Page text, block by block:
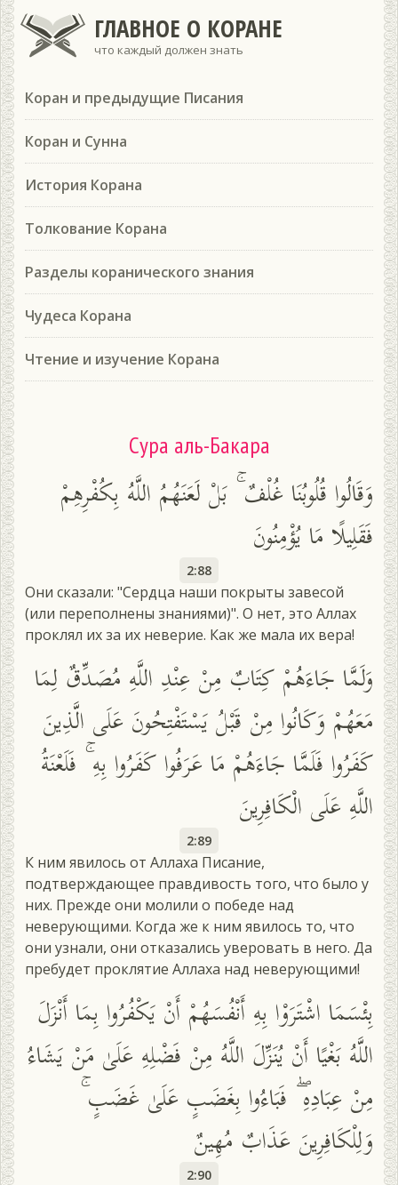
ГЛАВНОЕ О КОРАНЕ
что каждый должен знать
Коран и предыдущие Писания
Коран и Сунна
История Корана
Толкование Корана
Разделы коранического знания
Чудеса Корана
Чтение и изучение Корана
Сура аль-Бакара
وَقَالُوا قُلُوبُنَا غُلْفٌ ۚ بَلْ لَعَنَهُمُ اللَّهُ بِكُفْرِهِمْ
فَقَلِيلًا مَا يُؤْمِنُونَ
2:88
Они сказали: "Сердца наши покрыты завесой
(или переполнены знаниями)". О нет, это Аллах
проклял их за их неверие. Как же мала их вера!
وَلَمَّا جَاءَهُمْ كِتَابٌ مِنْ عِنْدِ اللَّهِ مُصَدِّقٌ لِمَا
مَعَهُمْ وَكَانُوا مِنْ قَبْلُ يَسْتَفْتِحُونَ عَلَى الَّذِينَ
كَفَرُوا فَلَمَّا جَاءَهُمْ مَا عَرَفُوا كَفَرُوا بِهِ ۚ فَلَعْنَةُ
اللَّهِ عَلَى الْكَافِرِينَ
2:89
К ним явилось от Аллаха Писание,
подтверждающее правдивость того, что было у
них. Прежде они молили о победе над
неверующими. Когда же к ним явилось то, что
они узнали, они отказались уверовать в него. Да
пребудет проклятие Аллаха над неверующими!
بِئْسَمَا اشْتَرَوْا بِهِ أَنْفُسَهُمْ أَنْ يَكْفُرُوا بِمَا أَنْزَلَ
اللَّهُ بَغْيًا أَنْ يُنَزِّلَ اللَّهُ مِنْ فَضْلِهِ عَلَىٰ مَنْ يَشَاءُ
مِنْ عِبَادِهِ ۖ فَبَاءُوا بِغَضَبٍ عَلَىٰ غَضَبٍ ۚ
وَلِلْكَافِرِينَ عَذَابٌ مُهِينٌ
2:90